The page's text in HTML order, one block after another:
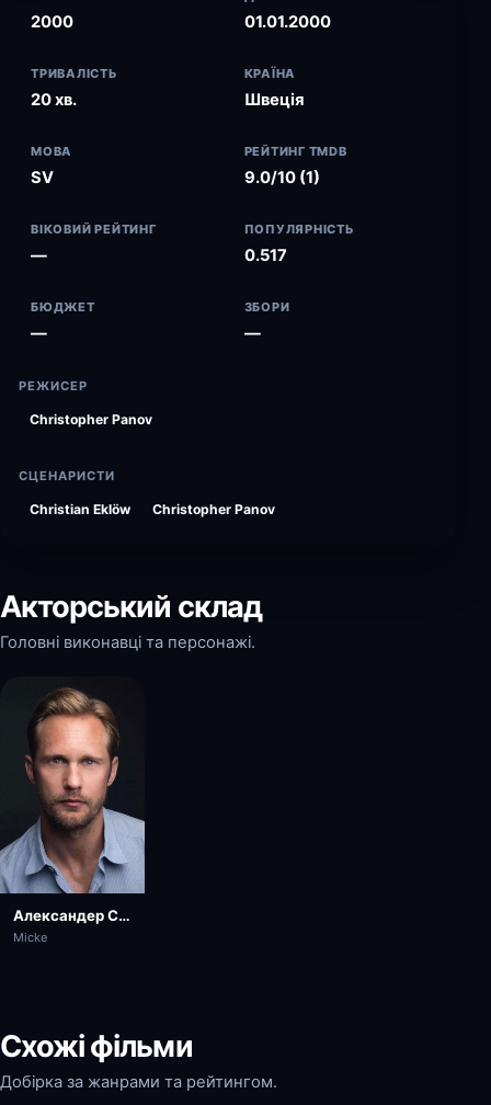
2000 01.01.2000
ТРИВАЛІСТЬ
20 хв.
КРАЇНА
Швеція
МОВА
SV
РЕЙТИНГ TMDB
9.0/10 (1)
ВІКОВИЙ РЕЙТИНГ
—
ПОПУЛЯРНІСТЬ
0.517
БЮДЖЕТ
—
ЗБОРИ
—
РЕЖИСЕР
Christopher Panov
СЦЕНАРИСТИ
Christian Eklöw Christopher Panov
Акторський склад
Головні виконавці та персонажі.
Александер Скашґорд
Micke
Схожі фільми
Добірка за жанрами та рейтингом.